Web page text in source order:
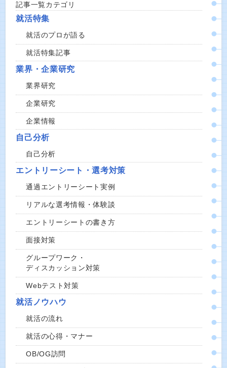
記事一覧カテゴリ
就活特集
就活のプロが語る
就活特集記事
業界・企業研究
業界研究
企業研究
企業情報
自己分析
自己分析
エントリーシート・選考対策
通過エントリーシート実例
リアルな選考情報・体験談
エントリーシートの書き方
面接対策
グループワーク・
ディスカッション対策
Webテスト対策
就活ノウハウ
就活の流れ
就活の心得・マナー
OB/OG訪問